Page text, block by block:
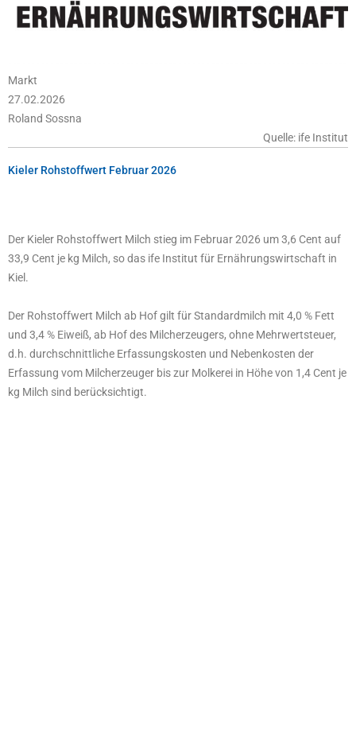
Markt
27.02.2026
Roland Sossna
Quelle: ife Institut
Kieler Rohstoffwert Februar 2026
Der Kieler Rohstoffwert Milch stieg im Februar 2026 um 3,6 Cent auf
33,9 Cent je kg Milch, so das ife Institut für Ernährungswirtschaft in
Kiel.
Der Rohstoffwert Milch ab Hof gilt für Standardmilch mit 4,0 % Fett
und 3,4 % Eiweiß, ab Hof des Milcherzeugers, ohne Mehrwertsteuer,
d.h. durchschnittliche Erfassungskosten und Nebenkosten der
Erfassung vom Milcherzeuger bis zur Molkerei in Höhe von 1,4 Cent je
kg Milch sind berücksichtigt.